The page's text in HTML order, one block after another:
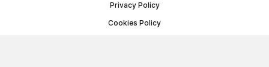
Privacy Policy
Cookies Policy